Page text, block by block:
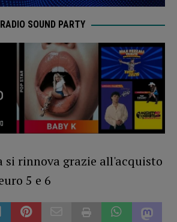
RADIO SOUND PARTY